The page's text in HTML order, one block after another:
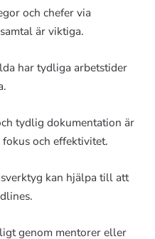
och chefer via
är viktiga.
har tydliga arbetstider
tydlig dokumentation är
och effektivitet.
kan hjälpa till att
genom mentorer eller